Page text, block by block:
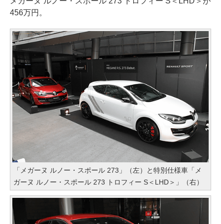
456万円。
「メガーヌ ルノー・スポール 273」（左）と特別仕様車「メ
ガーヌ ルノー・スポール 273 トロフィー S＜LHD＞」（右）